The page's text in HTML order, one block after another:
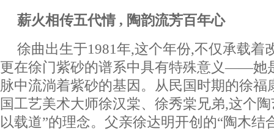
薪火相传五代情 , 陶韵流芳百年心
徐曲出生于1981年,这个年份,不仅承载着
更在徐门紫砂的谱系中具有特殊意义——她
脉中流淌着紫砂的基因。从民国时期的徐福
国工艺美术大师徐汉棠、徐秀棠兄弟,这个
以载道”的理念。父亲徐达明开创的“陶木结